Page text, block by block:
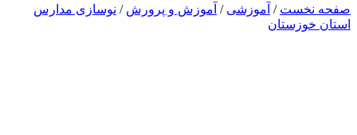
صفحه نخست / آموزشی / آموزش و پرورش / نوسازی مدارس
استان خوزستان